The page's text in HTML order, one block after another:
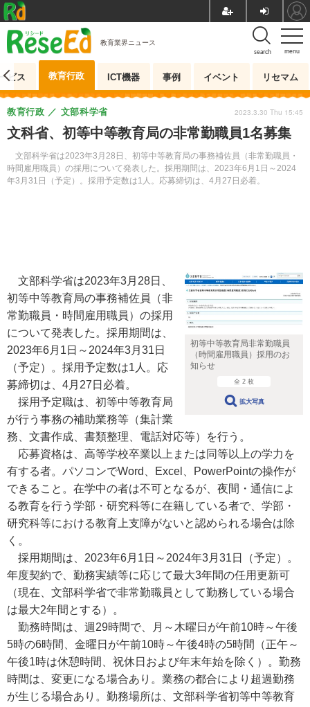
menu
search
教育業界ニュース
ビス 教育行政 ICT機器 事例 イベント リセマム
文科省、初等中等教育局の非常勤職員1名募集
文部科学省は2023年3月28日、初等中等教育局の事務補佐員（非常勤職員・
時間雇用職員）の採用について発表した。採用期間は、2023年6月1日～2024
年3月31日（予定）。採用予定数は1人。応募締切は、4月27日必着。
教育行政 文部科学省 2023.3.30 Thu 15:45
初等中等教育局非常勤職員
（時間雇用職員）採用のお
知らせ
全 2 枚
拡大写真
文部科学省は2023年3月28日、
初等中等教育局の事務補佐員（非
常勤職員・時間雇用職員）の採用
について発表した。採用期間は、
2023年6月1日～2024年3月31日
（予定）。採用予定数は1人。応
募締切は、4月27日必着。
採用予定職は、初等中等教育局
が行う事務の補助業務等（集計業
務、文書作成、書類整理、電話対応等）を行う。
応募資格は、高等学校卒業以上または同等以上の学力を
有する者。パソコンでWord、Excel、PowerPointの操作が
できること。在学中の者は不可となるが、夜間・通信によ
る教育を行う学部・研究科等に在籍している者で、学部・
研究科等における教育上支障がないと認められる場合は除
く。
採用期間は、2023年6月1日～2024年3月31日（予定）。
年度契約で、勤務実績等に応じて最大3年間の任用更新可
（現在、文部科学省で非常勤職員として勤務している場合
は最大2年間とする）。
勤務時間は、週29時間で、月～木曜日が午前10時～午後
5時の6時間、金曜日が午前10時～午後4時の5時間（正午～
午後1時は休憩時間、祝休日および年末年始を除く）。勤務
時間は、変更になる場合あり。業務の都合により超過勤務
が生じる場合あり。勤務場所は、文部科学省初等中等教育